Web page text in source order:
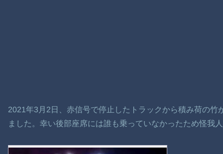
2021年3月2日、赤信号で停止したトラックから積み荷の
ました。幸い後部座席には誰も乗っていなかったため怪我